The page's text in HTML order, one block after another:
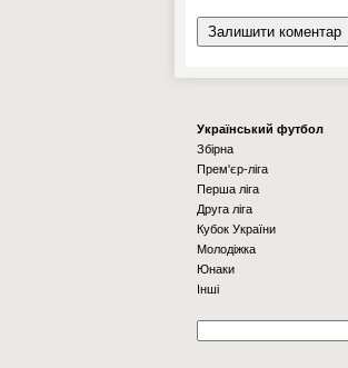
Українcький футбол
Збірна
Прем'єр-ліга
Перша ліга
Друга ліга
Кубок України
Молодіжка
Юнаки
Інші